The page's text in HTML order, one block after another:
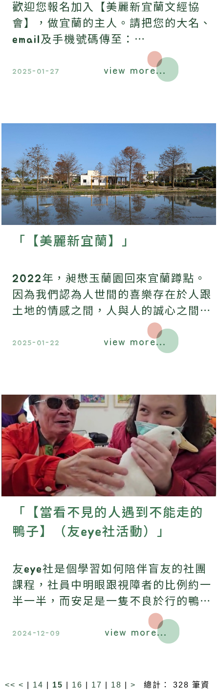
歡迎您報名加入【美麗新宜蘭文經協
會】，做宜蘭的主人。請把您的大名、
email及手機號碼傳至：
family@greengrasshome.com.tw ，
我們會儘快和您連絡。
2025-01-27 view more...
「【美麗新宜蘭】」
2022年，昶懋玉蘭園回來宜蘭蹲點。
因為我們認為人世間的喜樂存在於人跟
土地的情感之間，人與人的誠心之間，
以及人與自我的信念之間。
2025-01-22 view more...
「【當看不見的人遇到不能走的
鴨子】（友eye社活動）」
友eye社是個學習如何陪伴盲友的社團
課程，社員中明眼跟視障者的比例約一
半一半，而安足是一隻不良於行的鴨
子，按照動物界的生存法則，應該早就
被淘汰．．．
2024-12-09 view more...
<< < 14 15 16 17 18
>
總計： 328 筆資